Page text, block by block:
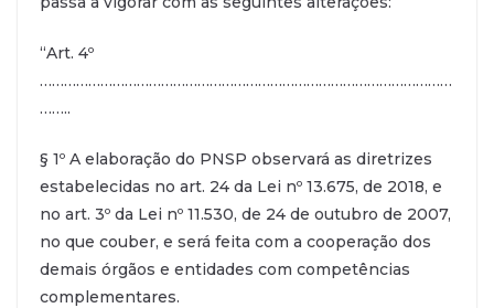
“Art. 4º
…………………………………………………………………………………………
……..
§ 1º A elaboração do PNSP observará as diretrizes
estabelecidas no art. 24 da Lei nº 13.675, de 2018, e
no art. 3º da Lei nº 11.530, de 24 de outubro de 2007,
no que couber, e será feita com a cooperação dos
demais órgãos e entidades com competências
complementares.